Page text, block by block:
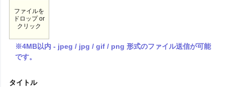
ファイルを
ドロップ or
クリック
※4MB以内 - jpeg / jpg / gif / png 形式のファイル送信が可能
です。
タイトル